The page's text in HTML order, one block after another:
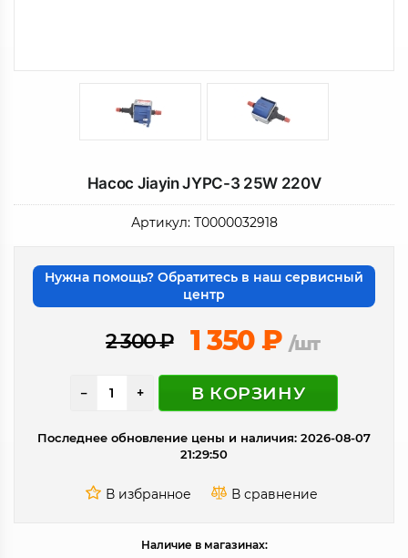
Насос Jiayin JYPC-3 25W 220V
Артикул: Т0000032918
Нужна помощь? Обратитесь в наш сервисный
центр
2 300₽ 1 350 ₽ /шт
− + В КОРЗИНУ
Последнее обновление цены и наличия: 2026-08-07
21:29:50
Наличие в магазинах: